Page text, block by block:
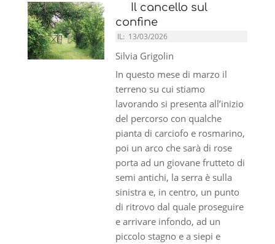
Il cancello sul
confine
IL: 13/03/2026
Silvia Grigolin
In questo mese di marzo il
terreno su cui stiamo
lavorando si presenta all’inizio
del percorso con qualche
pianta di carciofo e rosmarino,
poi un arco che sarà di rose
porta ad un giovane frutteto di
semi antichi, la serra è sulla
sinistra e, in centro, un punto
di ritrovo dal quale proseguire
e arrivare infondo, ad un
piccolo stagno e a siepi e